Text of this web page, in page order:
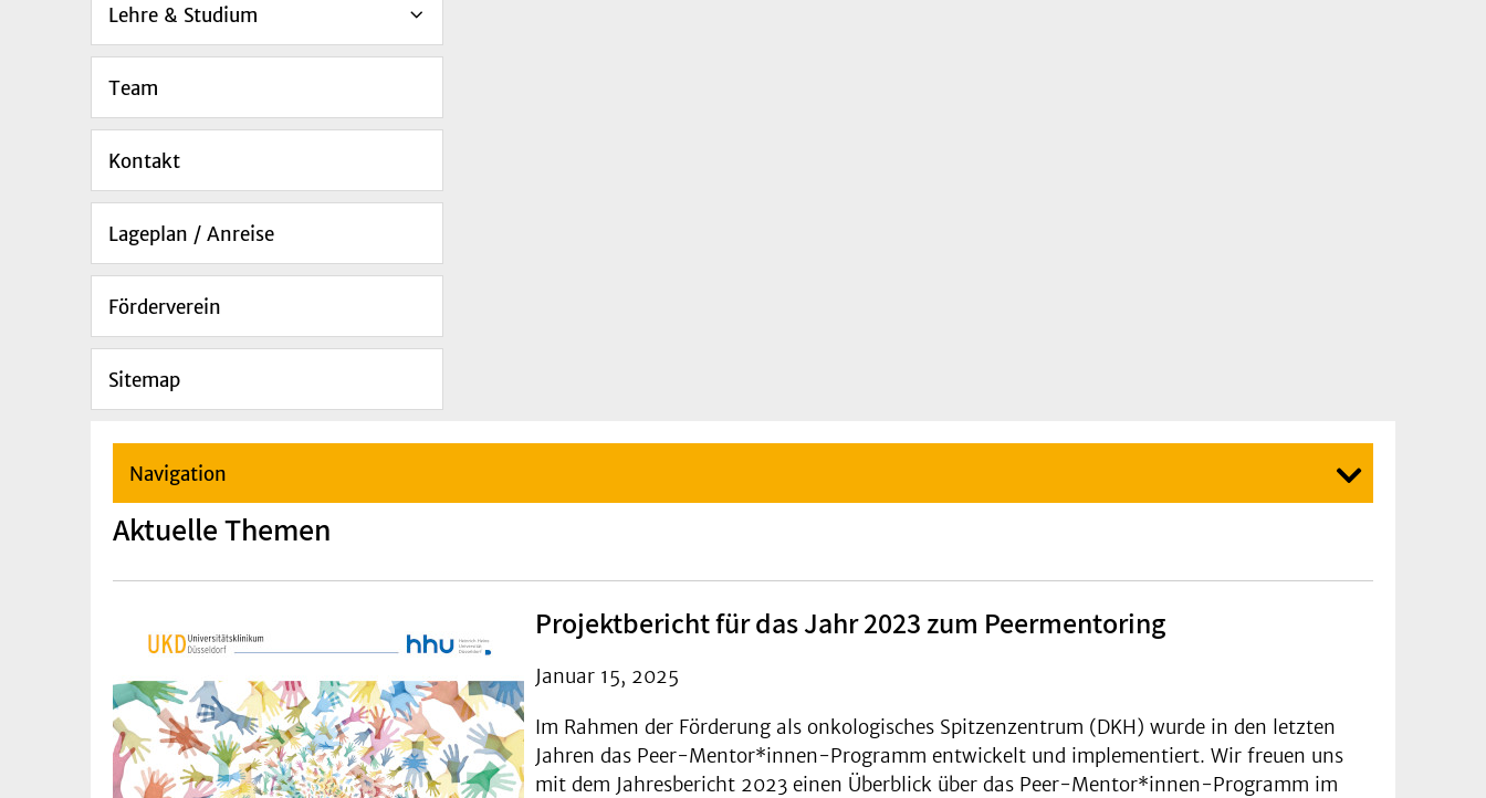
Lehre & Studium
Team
Kontakt
Lageplan / Anreise
Förderverein
Sitemap
Navigation
Aktuelle Themen
Projektbericht für das Jahr 2023 zum Peermentoring
Januar 15, 2025
Im Rahmen der Förderung als onkologisches Spitzenzentrum (DKH) wurde in den letzten
Jahren das Peer-Mentor*in­nen-Programm entwickelt und implementiert. Wir freuen uns
mit dem Jahresbericht 2023 einen Überblick über das Peer-Mentor*innen-Programm im